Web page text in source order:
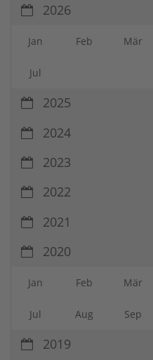
2026
Jan Feb Mär
Jul
2025
2024
2023
2022
2021
2020
Jan Feb Mär
Jul Aug Sep
2019